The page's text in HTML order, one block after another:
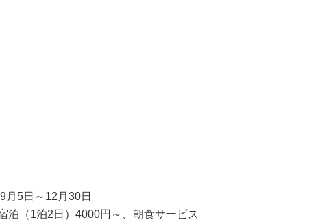
月5日～12月30日
泊（1泊2日）4000円～、朝食サービス